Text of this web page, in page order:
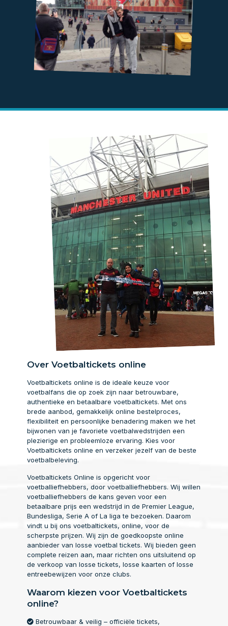
Over Voetbaltickets online
Voetbaltickets online is de ideale keuze voor
voetbalfans die op zoek zijn naar betrouwbare,
authentieke en betaalbare voetbaltickets. Met ons
brede aanbod, gemakkelijk online bestelproces,
flexibiliteit en persoonlijke benadering maken we het
bijwonen van je favoriete voetbalwedstrijden een
plezierige en probleemloze ervaring. Kies voor
Voetbaltickets online en verzeker jezelf van de beste
voetbalbeleving.
Voetbaltickets Online is opgericht voor
voetballiefhebbers, door voetballiefhebbers. Wij willen
voetballiefhebbers de kans geven voor een
betaalbare prijs een wedstrijd in de Premier League,
Bundesliga, Serie A of La liga te bezoeken. Daarom
vindt u bij ons voetbaltickets, online, voor de
scherpste prijzen. Wij zijn de goedkoopste online
aanbieder van losse voetbal tickets. Wij bieden geen
complete reizen aan, maar richten ons uitsluitend op
de verkoop van losse tickets, losse kaarten of losse
entreebewijzen voor onze clubs.
Waarom kiezen voor Voetbaltickets
online?
Betrouwbaar & veilig – officiële tickets,